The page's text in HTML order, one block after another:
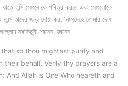
তুমি সেগুলোকে পবিত্র করতে এবং সেগুলোকে
তাদের জন্য দোয়া কর, নিঃসন্দেহে তোমার দোয়া
সবকিছুই শোনেন, জানেন।
so thou mightest purify and
their behalf. Verily thy prayers are a
And Allah is One Who heareth and